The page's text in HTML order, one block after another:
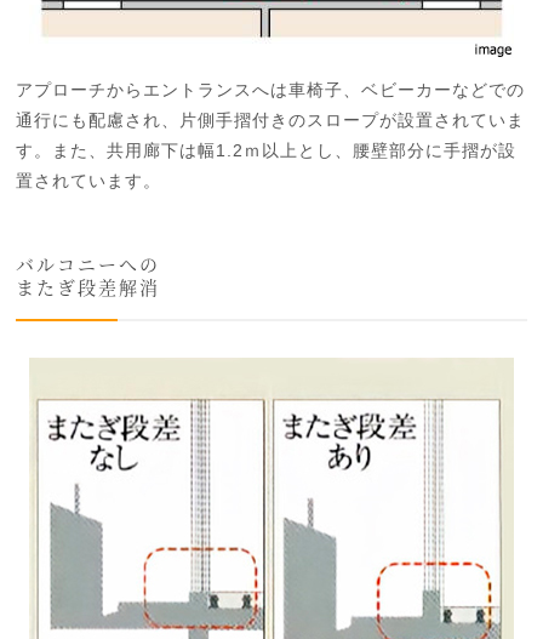
アプローチからエントランスへは車椅子、ベビーカーなどでの
通行にも配慮され、片側手摺付きのスロープが設置されていま
す。また、共用廊下は幅1.2ｍ以上とし、腰壁部分に手摺が設
置されています。
バルコニーへの
またぎ段差解消